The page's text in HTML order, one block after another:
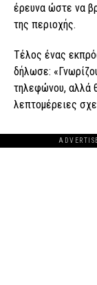
έρευνα ώστε να
της περιοχής.
Τέλος ένας
δήλωσε:
τηλεφώνου, αλλά
λεπτομέρειες